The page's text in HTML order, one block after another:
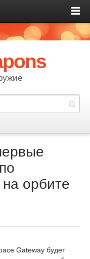
на орбите
Gateway будет